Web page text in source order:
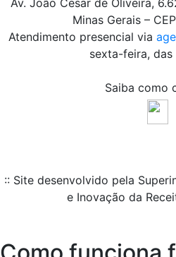
Av. João Cesar de Oliveira,
Minas Gerais –
Atendimento presencial via
sexta-feira, das
Saiba como
:: Site desenvolvido pela
e Inovação da